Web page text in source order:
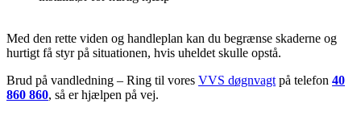
Med den rette viden og handleplan kan du begrænse skaderne og
hurtigt få styr på situationen, hvis uheldet skulle opstå.
Brud på vandledning – Ring til vores VVS døgnvagt på telefon 40
860 860, så er hjælpen på vej.